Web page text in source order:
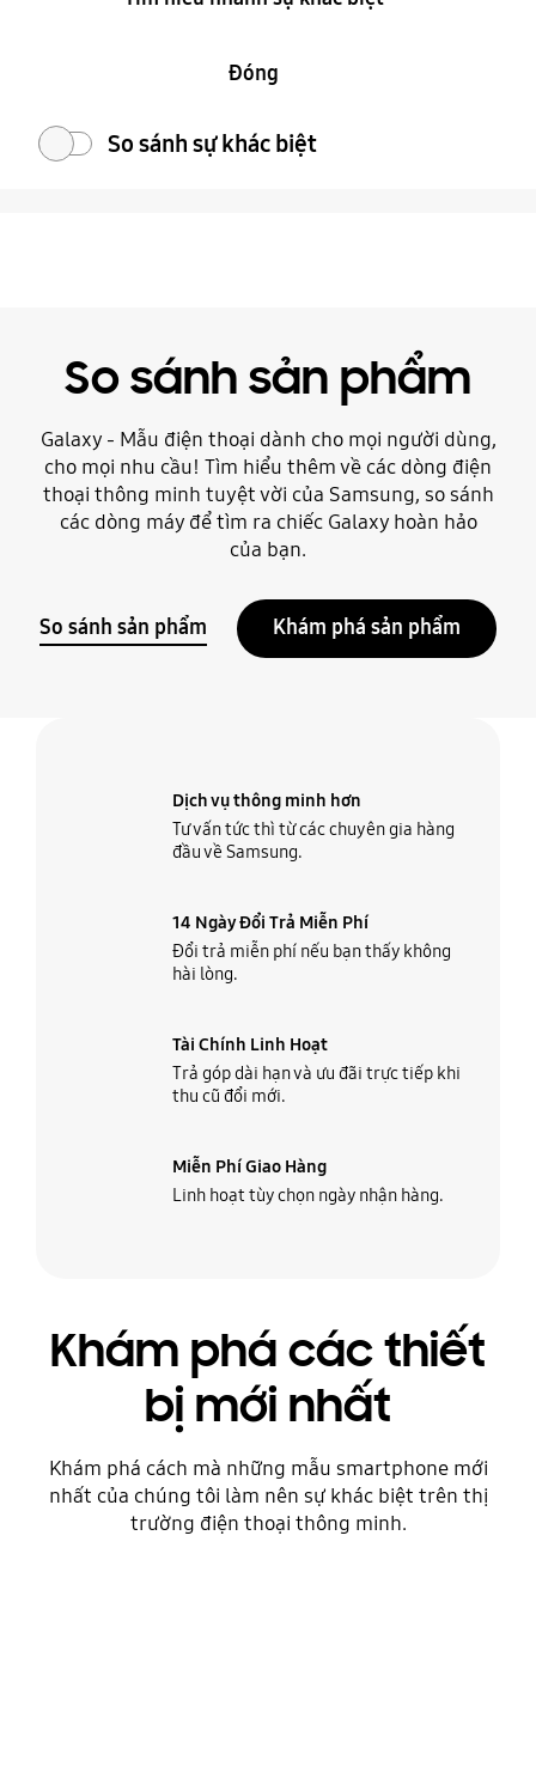
Đóng
So sánh sự khác biệt
So sánh sản phẩm
Galaxy - Mẫu điện thoại dành cho mọi người dùng,
cho mọi nhu cầu! Tìm hiểu thêm về các dòng điện
thoại thông minh tuyệt vời của Samsung, so sánh
các dòng máy để tìm ra chiếc Galaxy hoàn hảo
của bạn.
So sánh sản phẩm Khám phá sản phẩm
Dịch vụ thông minh hơn
Tư vấn tức thì từ các chuyên gia hàng
đầu về Samsung.
14 Ngày Đổi Trả Miễn Phí
Đổi trả miễn phí nếu bạn thấy không
hài lòng.
Tài Chính Linh Hoạt
Trả góp dài hạn và ưu đãi trực tiếp khi
thu cũ đổi mới.
Miễn Phí Giao Hàng
Linh hoạt tùy chọn ngày nhận hàng.
Khám phá các thiết
bị mới nhất
Khám phá cách mà những mẫu smartphone mới
nhất của chúng tôi làm nên sự khác biệt trên thị
trường điện thoại thông minh.